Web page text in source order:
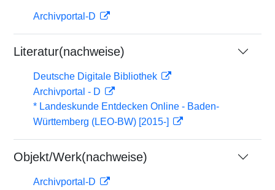
Archivportal-D
Literatur(nachweise)
Deutsche Digitale Bibliothek
Archivportal - D
* Landeskunde Entdecken Online - Baden-
Württemberg (LEO-BW) [2015-]
Objekt/Werk(nachweise)
Archivportal-D